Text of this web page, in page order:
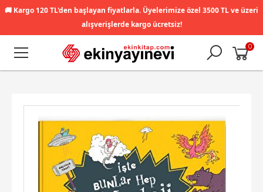
🚚 Kargo 120 TL'den başlayan fiyatlarla. Üyelerimize özel 3500 TL ve üzeri
alışverişlerde kargo ücretsiz!
0